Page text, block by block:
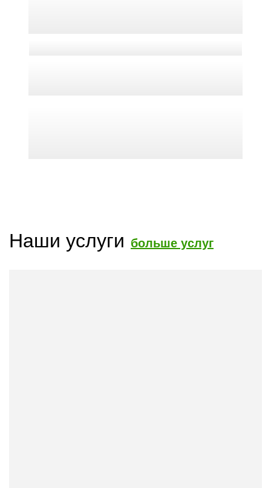
Наши услуги больше услуг